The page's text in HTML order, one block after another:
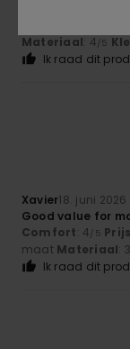
Materiaal: 4/5
Ik raad dit
Xavier18. juni 2026
Good value for
Comfort: 4/5
maat Materiaal: 3
Ik raad dit